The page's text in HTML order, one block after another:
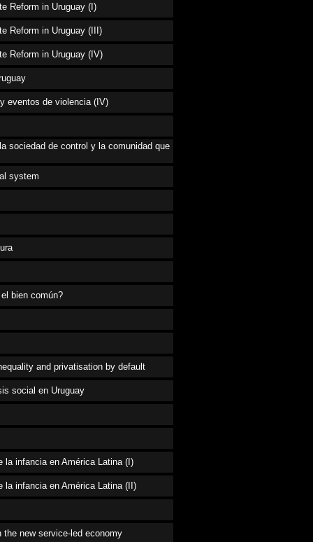
Reform in Uruguay (I)
Reform in Uruguay (III)
Reform in Uruguay (IV)
eventos de violencia (IV)
sociedad de control y la comunidad que
system
bien común?
and privatisation by default
social en Uruguay
la infancia en América Latina (I)
la infancia en América Latina (II)
new service-led economy